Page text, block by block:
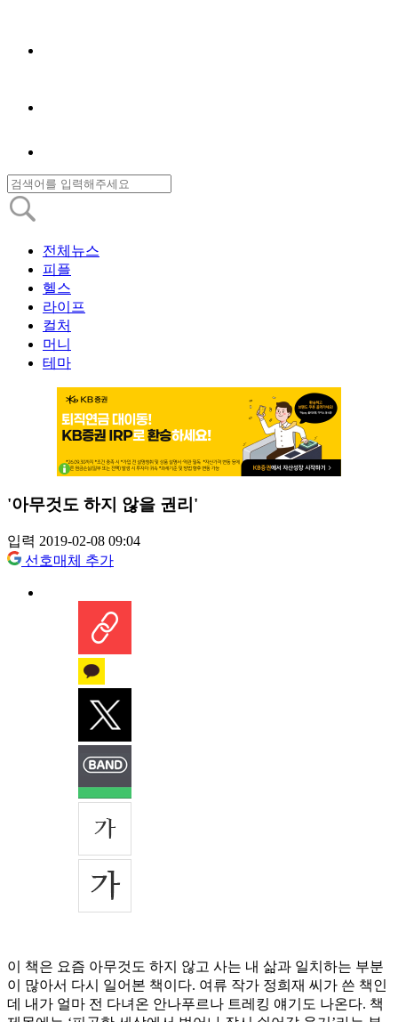
전체뉴스
피플
헬스
라이프
컬처
머니
테마
'아무것도 하지 않을 권리'
입력 2019-02-08 09:04
선호매체 추가
이 책은 요즘 아무것도 하지 않고 사는 내 삶과 일치하는 부분
이 많아서 다시 일어본 책이다. 여류 작가 정희재 씨가 쓴 책인
데 내가 얼마 전 다녀온 안나푸르나 트레킹 얘기도 나온다. 책